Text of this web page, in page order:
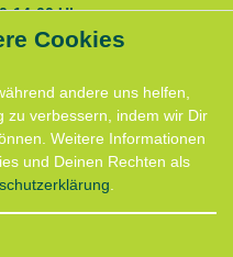
14:00 Uhr
Cookies
andere uns helfen,
zu verbessern, indem wir Dir
Weitere Informationen
und Deinen Rechten als